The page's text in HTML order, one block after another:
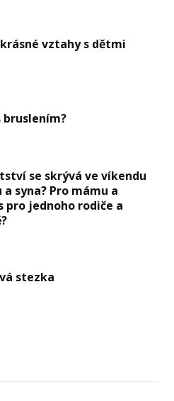
vztahy s dětmi
bruslením?
se skrývá ve víkendu
syna? Pro mámu a
pro jednoho rodiče a
stezka